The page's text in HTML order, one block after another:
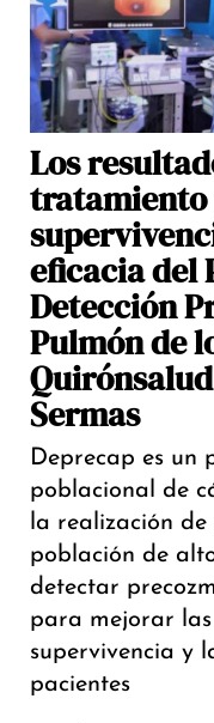
Los
tratamiento
eficacia del
Detección
Pulmón de
Sermas
Deprecap es un
poblacional de
la realización
población de
detectar
para mejorar
supervivencia y
pacientes